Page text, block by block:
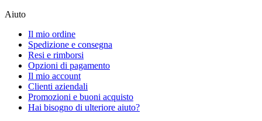
Aiuto
Il mio ordine
Spedizione e consegna
Resi e rimborsi
Opzioni di pagamento
Il mio account
Clienti aziendali
Promozioni e buoni acquisto
Hai bisogno di ulteriore aiuto?